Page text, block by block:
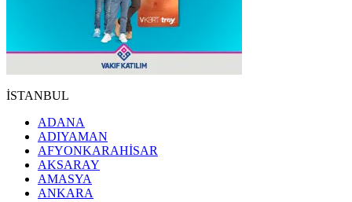
İSTANBUL
ADANA
ADIYAMAN
AFYONKARAHİSAR
AKSARAY
AMASYA
ANKARA